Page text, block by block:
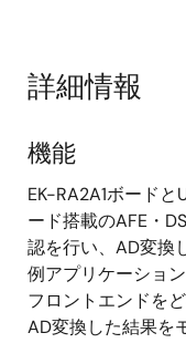
詳細情報
機能
EK-RA2A1ボード
ード搭載のAFE・
認を行い、AD変換
例アプリケーショ
フロントエンドを
AD変換した結果を